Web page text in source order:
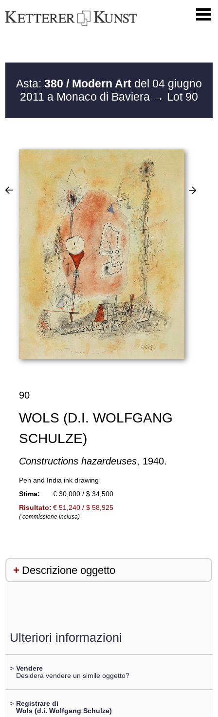
Asta: 380 / Modern Art del 04 giugno
2011 a Monaco di Baviera → Lot 90
90
WOLS (D.I. WOLFGANG
SCHULZE)
Constructions hazardeuses, 1940.
Pen and India ink drawing
Stima:
€ 30,000 / $ 34,500
Risultato: € 51,240 / $ 58,925
( commissione inclusa)
Descrizione oggetto
Ulteriori informazioni
> Vendere
Desidera vendere un simile oggetto?
> Registrare di
Wols (d.i. Wolfgang Schulze)